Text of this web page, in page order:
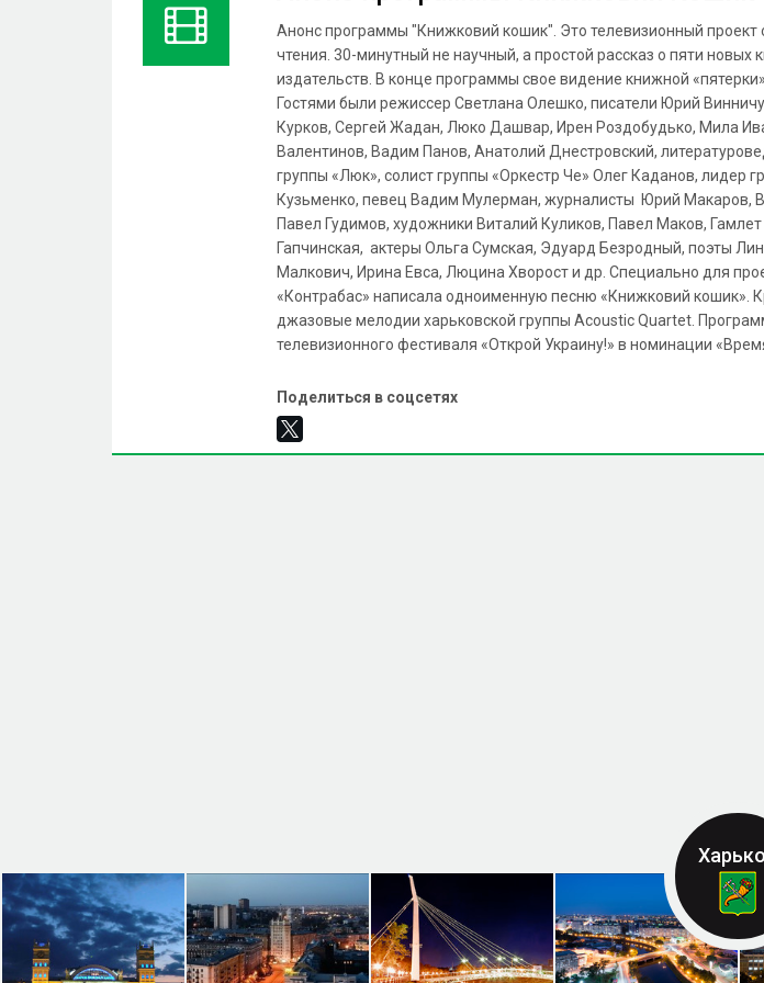
Анонс программы "Книжковий кошик". Это телевизионный проект
чтения. 30-минутный не научный, а простой рассказ о пяти новых
издательств. В конце программы свое видение книжной
Гостями были режиссер Светлана Олешко, писатели Юрий
Курков, Сергей Жадан, Люко Дашвар, Ирен Роздобудько, Мила
Валентинов, Вадим Панов, Анатолий Днестровский,
группы «Люк», солист группы «Оркестр Че» Олег Каданов, лидер
Кузьменко, певец Вадим Мулерман, журналисты Юрий Макаров,
Павел Гудимов, художники Виталий Куликов, Павел Маков, Гамлет
Гапчинская, актеры Ольга Сумская, Эдуард Безродный, поэты
Малкович, Ирина Евса, Люцина Хворост и др. Специально для
«Контрабас» написала одноименную песню «Книжковий кошик».
джазовые мелодии харьковской группы Acoustic Quartet.
телевизионного фестиваля «Открой Украину!» в номинации
Поделиться в соцсетях